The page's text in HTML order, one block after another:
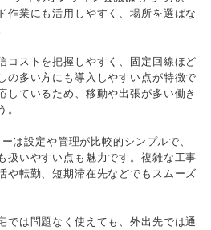
作業にも活用しやすく、場所を選ばな
コストを把握しやすく、固定回線ほど
の多い方にも導入しやすい点が特徴で
しているため、移動や出張が多い働き
。
は設定や管理が比較的シンプルで、
扱いやすい点も魅力です。複雑な工事
や転勤、短期滞在先などでもスムーズ
では問題なく使えても、外出先では通